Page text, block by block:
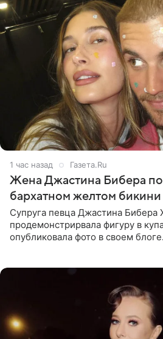
1 час назад Газета.Ru
Жена Джастина Бибера
бархатном желтом бикини
Супруга певца Джастина Бибера
продемонстрирвала фигуру в
опубликовала фото в своем